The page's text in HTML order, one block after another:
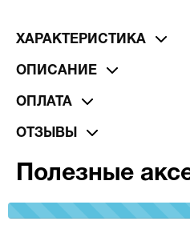
ХАРАКТЕРИСТИКА
ОПИСАНИЕ
ОПЛАТА
ОТЗЫВЫ
Полезные